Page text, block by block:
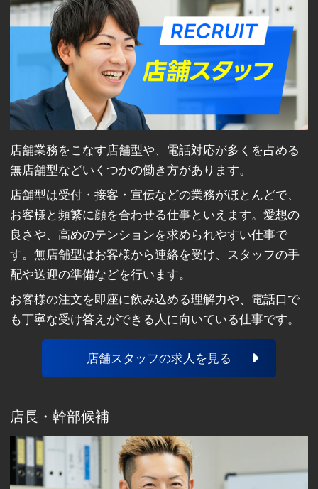
店舗業務をこなす店舗型や、電話対応が多くを占める
無店舗型などいくつかの働き方があります。
店舗型は受付・接客・宣伝などの業務がほとんどで、
お客様と頻繁に顔を合わせる仕事といえます。愛想の
良さや、高めのテンションを求められやすい仕事で
す。無店舗型はお客様から連絡を受け、スタッフの手
配や送迎の準備などを行います。
お客様の注文を即座に飲み込める理解力や、電話口で
も丁寧な受け答えができる人に向いている仕事です。
店舗スタッフの求人を見る
店長・幹部候補